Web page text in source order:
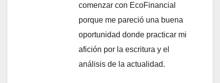
comenzar con EcoFinancial
porque me pareció una buena
oportunidad donde practicar mi
afición por la escritura y el
análisis de la actualidad.